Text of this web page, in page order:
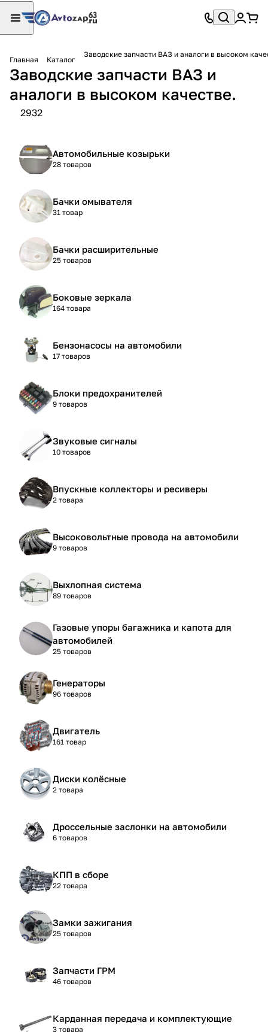
Главная Каталог
Заводские запчасти ВАЗ и аналоги в высоком
Заводские запчасти ВАЗ и
аналоги в высоком качестве.
2932
Автомобильные козырьки
28 товаров
Бачки омывателя
31 товар
Бачки расширительные
25 товаров
Боковые зеркала
164 товара
Бензонасосы на автомобили
17 товаров
Блоки предохранителей
9 товаров
Звуковые сигналы
10 товаров
Впускные коллекторы и ресиверы
2 товара
Высоковольтные провода на автомобили
9 товаров
Выхлопная система
89 товаров
Газовые упоры багажника и капота для
автомобилей
25 товаров
Генераторы
96 товаров
Двигатель
161 товар
Диски колёсные
2 товара
Дроссельные заслонки на автомобили
6 товаров
КПП в сборе
22 товара
Замки зажигания
25 товаров
Запчасти ГРМ
46 товаров
Карданная передача и комплектующие
3 товара